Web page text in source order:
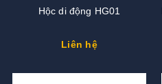
Hộc di động HG01
Liên hệ